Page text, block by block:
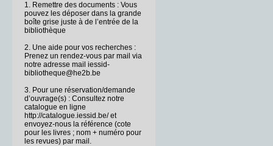
1. Remettre des documents : Vous
pouvez les déposer dans la grande
boîte grise juste à de l’entrée de la
bibliothèque
2. Une aide pour vos recherches :
Prenez un rendez-vous par mail via
notre adresse mail iessid-
bibliotheque@he2b.be
3. Pour une réservation/demande
d’ouvrage(s) : Consultez notre
catalogue en ligne
http://catalogue.iessid.be/ et
envoyez-nous la référence (cote
pour les livres ; nom + numéro pour
les revues) par mail.